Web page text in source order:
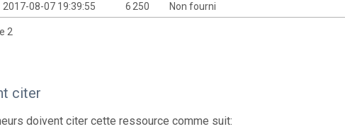
2017-08-07 19:39:55 6 250 Non fourni
2
citer
doivent citer cette ressource comme suit: